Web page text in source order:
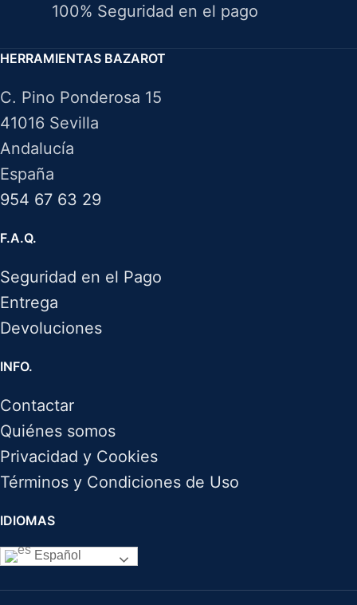
100% Seguridad en el pago
HERRAMIENTAS BAZAROT
C. Pino Ponderosa 15
41016 Sevilla
Andalucía
España
954 67 63 29
F.A.Q.
Seguridad en el Pago
Entrega
Devoluciones
INFO.
Contactar
Quiénes somos
Privacidad y Cookies
Términos y Condiciones de Uso
IDIOMAS
Español